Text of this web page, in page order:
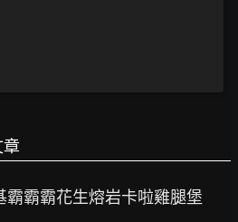
章
霸霸霸花生熔岩卡啦雞腿堡